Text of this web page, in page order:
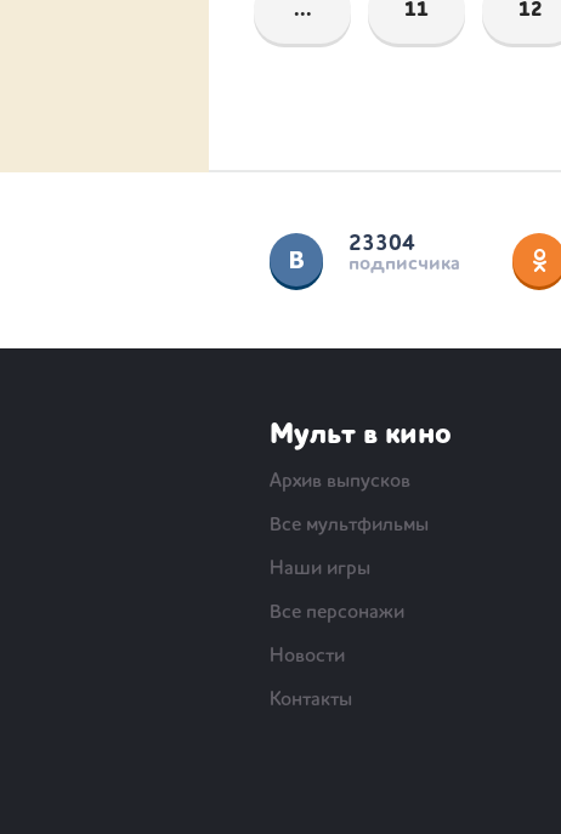
... 11 12
23304
подписчика
Мульт в кино
Архив выпусков
Все мультфильмы
Наши игры
Все персонажи
Новости
Контакты